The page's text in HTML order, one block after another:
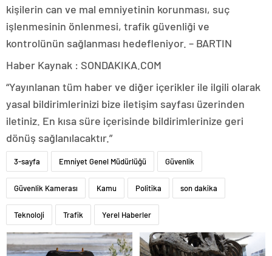
kişilerin can ve mal emniyetinin korunması, suç
işlenmesinin önlenmesi, trafik güvenliği ve
kontrolünün sağlanması hedefleniyor. – BARTIN
Haber Kaynak : SONDAKIKA.COM
“Yayınlanan tüm haber ve diğer içerikler ile ilgili olarak
yasal bildirimlerinizi bize iletişim sayfası üzerinden
iletiniz. En kısa süre içerisinde bildirimlerinize geri
dönüş sağlanılacaktır.”
3-sayfa Emniyet Genel Müdürlüğü Güvenlik
Güvenlik Kamerası Kamu Politika son dakika
Teknoloji Trafik Yerel Haberler